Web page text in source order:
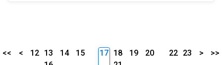
<< < 12 13 14
15
17 18 19
20
22 23 > >>